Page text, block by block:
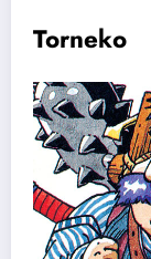
Torneko